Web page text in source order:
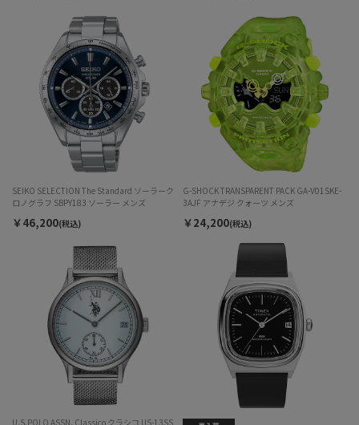
SEIKO SELECTION The Standard ソーラーク
ロノグラフ SBPY183 ソーラー メンズ
￥46,200(税込)
G-SHOCK TRANSPARENT PACK GA-V01SKE-
3AJF アナデジ クォーツ メンズ
￥24,200(税込)
U.S.POLO ASSN. Classico クラシコ US-13SS